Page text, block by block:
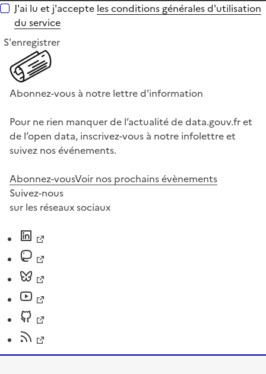
J'ai lu et j'accepte les conditions générales d'utilisation
du service
S'enregistrer
Abonnez-vous à notre lettre d'information
Pour ne rien manquer de l’actualité de data.gouv.fr et
de l’open data, inscrivez-vous à notre infolettre et
suivez nos événements.
Abonnez-vousVoir nos prochains évènements
Suivez-nous
sur les réseaux sociaux